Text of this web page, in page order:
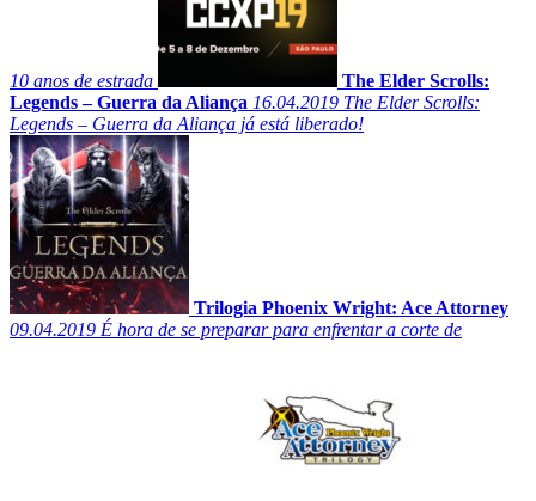
10 anos de estrada
The Elder Scrolls:
Legends – Guerra da Aliança 16.04.2019 The Elder Scrolls:
Legends – Guerra da Aliança já está liberado!
Trilogia Phoenix Wright: Ace Attorney
09.04.2019 É hora de se preparar para enfrentar a corte de